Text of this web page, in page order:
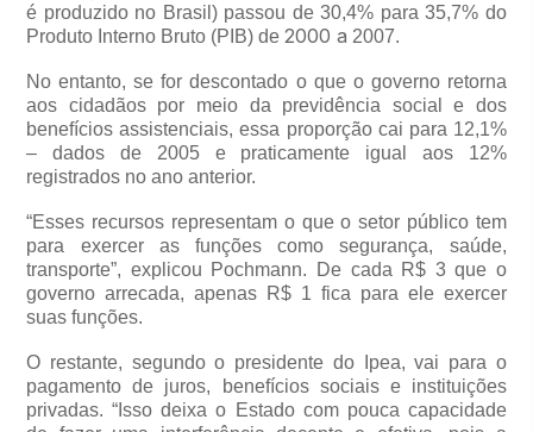
é produzido no Brasil) passou de 30,4% para 35,7% do
Produto Interno Bruto (PIB) de 2000 a 2007.
No entanto, se for descontado o que o governo retorna
aos cidadãos por meio da previdência social e dos
benefícios assistenciais, essa proporção cai para 12,1%
– dados de 2005 e praticamente igual aos 12%
registrados no ano anterior.
“Esses recursos representam o que o setor público tem
para exercer as funções como segurança, saúde,
transporte”, explicou Pochmann. De cada R$ 3 que o
governo arrecada, apenas R$ 1 fica para ele exercer
suas funções.
O restante, segundo o presidente do Ipea, vai para o
pagamento de juros, benefícios sociais e instituições
privadas. “Isso deixa o Estado com pouca capacidade